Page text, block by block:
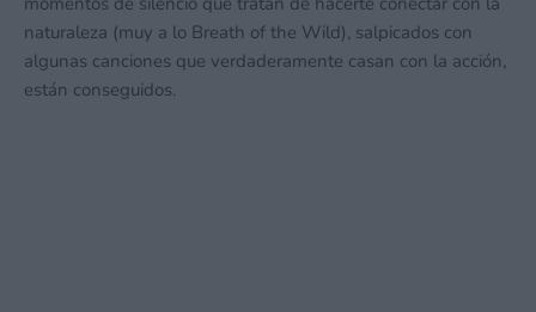
naturaleza (muy a lo Breath of the Wild), salpicados con
algunas canciones que verdaderamente casan con la acción,
están conseguidos.